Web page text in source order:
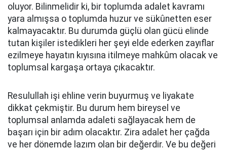
oluyor. Bilinmelidir ki, bir toplumda adalet kavramı
yara almışsa o toplumda huzur ve sükûnetten eser
kalmayacaktır. Bu durumda güçlü olan gücü elinde
tutan kişiler istedikleri her şeyi elde ederken zayıflar
ezilmeye hayatın kıyısına itilmeye mahkûm olacak ve
toplumsal kargaşa ortaya çıkacaktır.
Resulullah işi ehline verin buyurmuş ve liyakate
dikkat çekmiştir. Bu durum hem bireysel ve
toplumsal anlamda adaleti sağlayacak hem de
başarı için bir adım olacaktır. Zira adalet her çağda
ve her dönemde lazım olan bir değerdir. Ve bu değeri